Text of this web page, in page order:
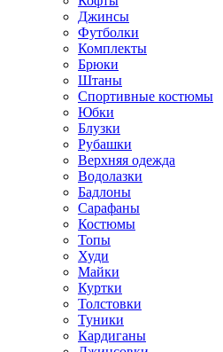
Джинсы
Футболки
Комплекты
Брюки
Штаны
Спортивные костюмы
Юбки
Блузки
Рубашки
Верхняя одежда
Водолазки
Бадлоны
Сарафаны
Костюмы
Топы
Худи
Майки
Куртки
Толстовки
Туники
Кардиганы